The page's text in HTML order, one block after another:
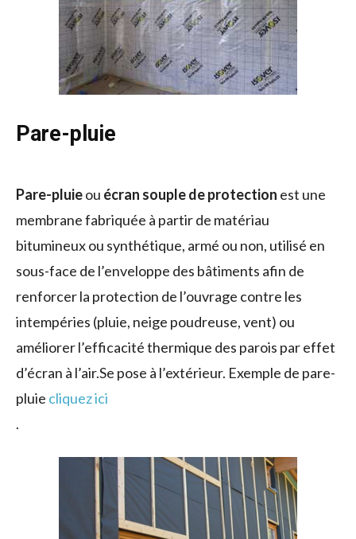
Pare-pluie
Pare-pluieou écran souple de protection est une
membrane fabriquée à partir de matériau
bitumineux ou synthétique, armé ou non, utilisé en
sous-face de l’enveloppe des bâtiments afin de
renforcer la protection de l’ouvrage contre les
intempéries (pluie, neige poudreuse, vent) ou
améliorer l’efficacité thermique des parois par effet
d’écran à l’air.Se pose à l’extérieur. Exemple de pare-
pluie cliquez ici
.